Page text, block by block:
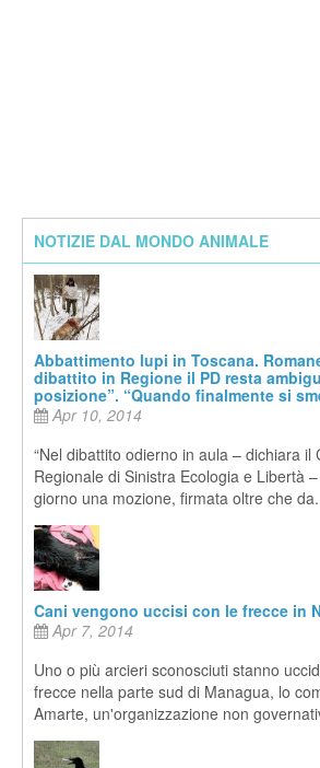
NOTIZIE DAL MONDO ANIMALE
Abbattimento lupi in Toscana.
dibattito in Regione il PD resta
posizione”. “Quando finalmente si
Apr 10, 2014
“Nel dibattito odierno in aula – dichiara il
Regionale di Sinistra Ecologia e Libertà
giorno una mozione, firmata oltre che
Cani vengono uccisi con le frecce in
Apr 7, 2014
Uno o più arcieri sconosciuti stanno
frecce nella parte sud di Managua, lo
Amarte, un'organizzazione non